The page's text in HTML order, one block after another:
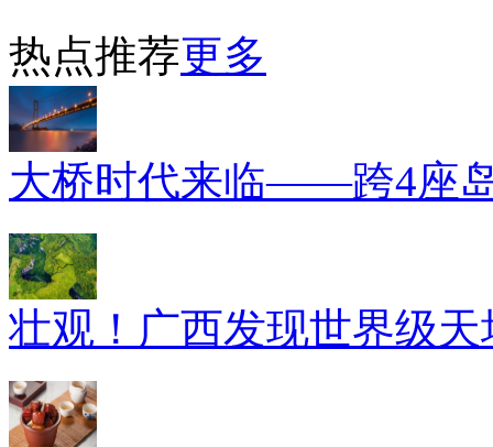
热点推荐更多
大桥时代来临——跨4座
壮观！广西发现世界级